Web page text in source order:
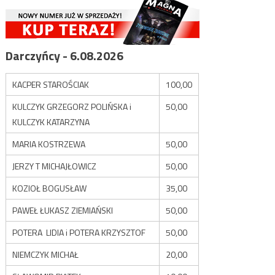
Darczyńcy - 6.08.2026
KACPER STAROŚCIAK
100,00
KULCZYK GRZEGORZ POLIŃSKA i
KULCZYK KATARZYNA
50,00
MARIA KOSTRZEWA
50,00
JERZY T MICHAJŁOWICZ
50,00
KOZIOŁ BOGUSŁAW
35,00
PAWEŁ ŁUKASZ ZIEMIAŃSKI
50,00
POTERA LIDIA i POTERA KRZYSZTOF
50,00
NIEMCZYK MICHAŁ
20,00